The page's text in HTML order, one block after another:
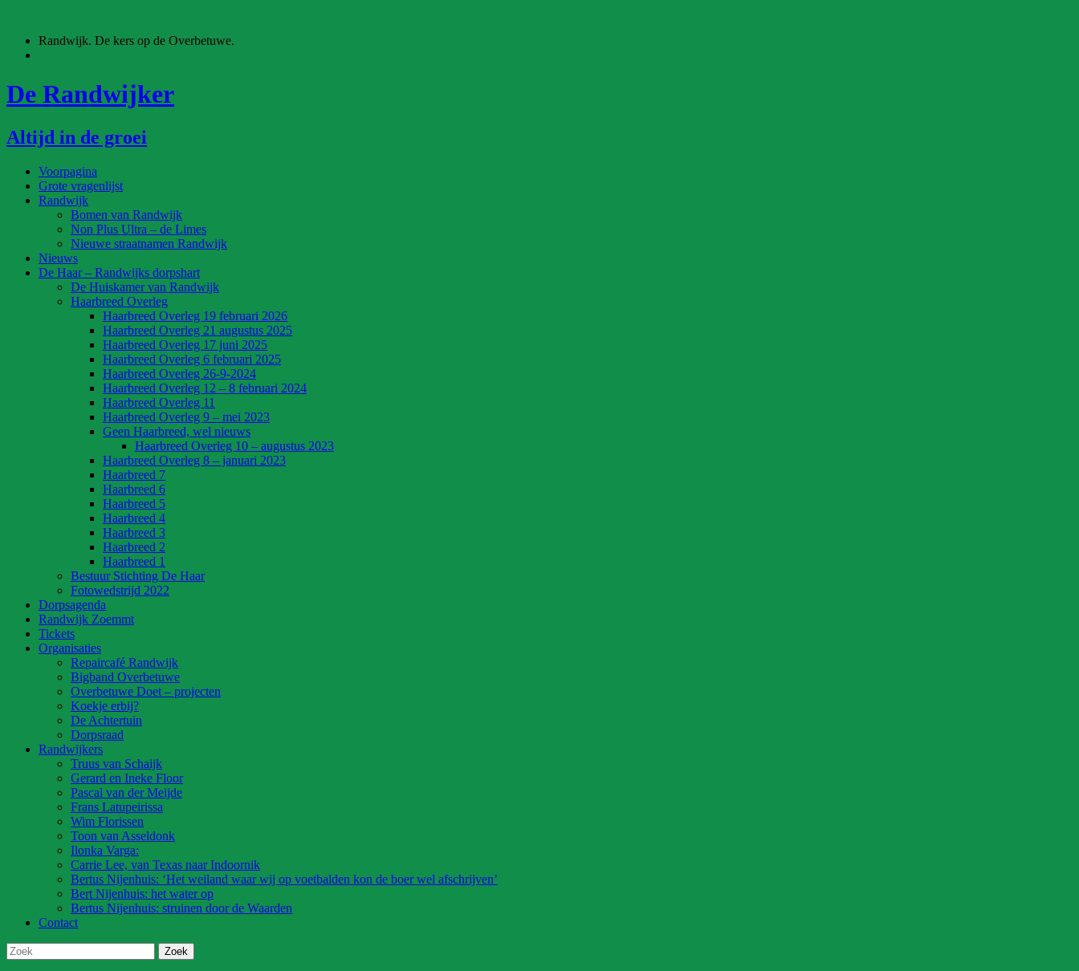
inhoud
Randwijk. De kers op de Overbetuwe.
De Randwijker
Altijd in de groei
Voorpagina
Grote vragenlijst
Randwijk
Bomen van Randwijk
Non Plus Ultra – de Limes
Nieuwe straatnamen Randwijk
Nieuws
De Haar – Randwijks dorpshart
De Huiskamer van Randwijk
Haarbreed Overleg
Haarbreed Overleg 19 februari 2026
Haarbreed Overleg 21 augustus 2025
Haarbreed Overleg 17 juni 2025
Haarbreed Overleg 6 februari 2025
Haarbreed Overleg 26-9-2024
Haarbreed Overleg 12 – 8 februari 2024
Haarbreed Overleg 11
Haarbreed Overleg 9 – mei 2023
Geen Haarbreed, wel nieuws
Haarbreed Overleg 10 – augustus 2023
Haarbreed Overleg 8 – januari 2023
Haarbreed 7
Haarbreed 6
Haarbreed 5
Haarbreed 4
Haarbreed 3
Haarbreed 2
Haarbreed 1
Bestuur Stichting De Haar
Fotowedstrijd 2022
Dorpsagenda
Randwijk Zoemmt
Tickets
Organisaties
Repaircafé Randwijk
Bigband Overbetuwe
Overbetuwe Doet – projecten
Koekje erbij?
De Achtertuin
Dorpsraad
Randwijkers
Truus van Schaijk
Gerard en Ineke Floor
Pascal van der Meijde
Frans Latupeirissa
Wim Florissen
Toon van Asseldonk
Ilonka Varga:
Carrie Lee, van Texas naar Indoornik
Bertus Nijenhuis: ‘Het weiland waar wij op voetbalden kon de boer wel afschrijven’
Bert Nijenhuis: het water op
Bertus Nijenhuis: struinen door de Waarden
Contact